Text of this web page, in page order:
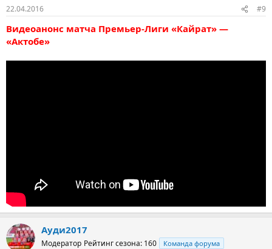
22.04.2016 #9
Видеоанонс матча Премьер-Лиги «Кайрат» —
«Актобе»
Ауди2017
Модератор Рейтинг сезона: 160 Команда форума